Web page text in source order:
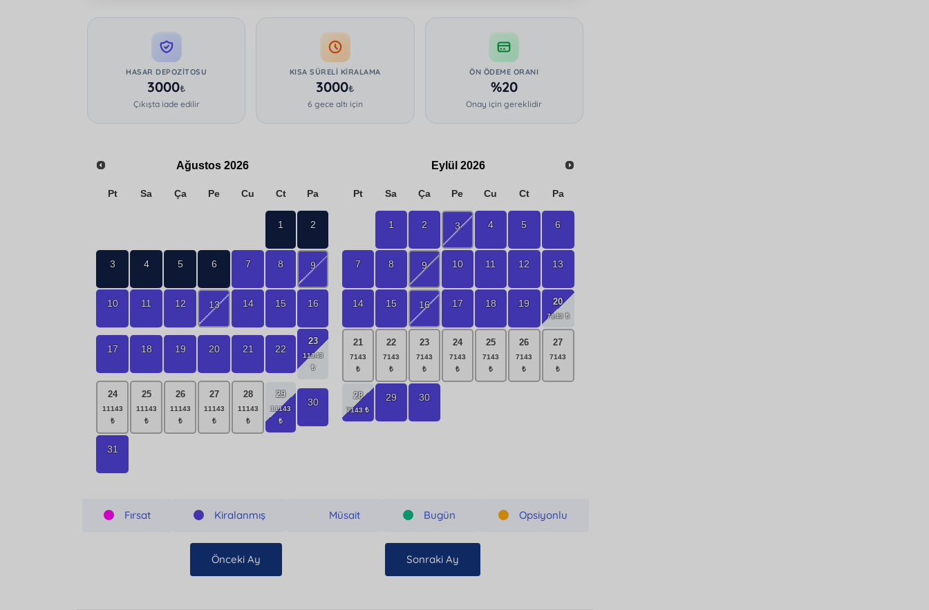
HASAR DEPOZITOSU
3000₺
Çıkışta iade edilir
KISA SÜRELI KIRALAMA
3000₺
6 gece altı için
ÖN ÖDEME ORANI
%20
Onay için gereklidir
Ağustos 2026
Pt Sa Ça Pe Cu Ct Pa
1 2
3 4 5 6 7 8 9
10 11 12 13 14 15 16
17 18 19 20 21 22
23
24 25 26 27 28 29
30
31
Eylül 2026
Pt Sa Ça Pe Cu Ct Pa
1 2 3 4 5 6
7 8 9 10 11 12 13
14 15 16 17 18 19 20
21 22 23 24 25 26 27
28 29 30
Fırsat Kiralanmış Müsait Bugün Opsiyonlu
Önceki Ay Sonraki Ay